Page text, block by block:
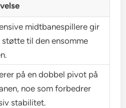
midtbanespillere gir
støtte til den ensomme
på en dobbel pivot på
noe som forbedrer
stabilitet.